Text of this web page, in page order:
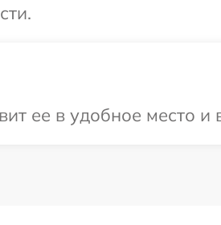
ее в удобное место и